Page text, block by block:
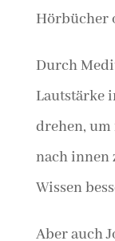
Hörbücher
Durch
Lautstärke
drehen,
nach innen
Wissen
Aber auch